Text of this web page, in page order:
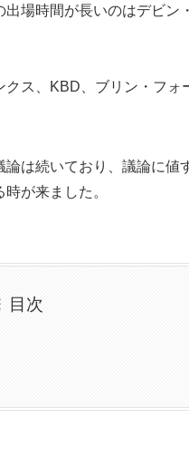
場時間が長いのはデビン
ス、KBD、ブリン・フォ
は続いており、議論に値
が来ました。
目次